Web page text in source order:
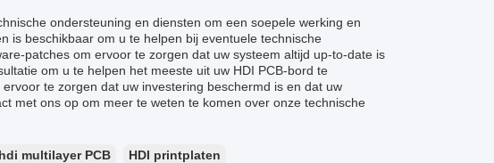
ondersteuning en diensten om een soepele werking en
is beschikbaar om u te helpen bij eventuele technische
patches om ervoor te zorgen dat uw systeem altijd up-to-date is
om u te helpen het meeste uit uw HDI PCB-bord te
te zorgen dat uw investering beschermd is en dat uw
met ons op om meer te weten te komen over onze technische
hdi multilayer PCB HDI printplaten